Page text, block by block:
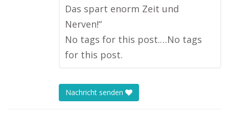
Das spart enorm Zeit und
Nerven!“
No tags for this post.…No tags
for this post.
Nachricht senden